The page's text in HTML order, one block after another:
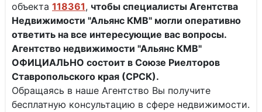
объекта 118361, чтобы специалисты Агентства
Недвижимости "Альянс КМВ" могли оперативно
ответить на все интересующие вас вопросы.
Агентство недвижимости "Альянс КМВ"
ОФИЦИАЛЬНО состоит в Союзе Риелторов
Ставропольского края (СРСК).
Обращаясь в наше Агентство Вы получите
бесплатную консультацию в сфере недвижимости.